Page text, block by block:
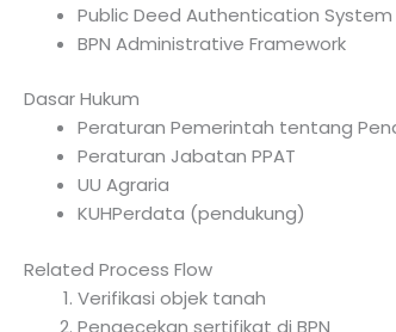
Public Deed Authentication System
BPN Administrative Framework
Dasar Hukum
Peraturan Pemerintah tentang
Peraturan Jabatan PPAT
UU Agraria
KUHPerdata (pendukung)
Related Process Flow
Verifikasi objek tanah
Pengecekan sertifikat di BPN